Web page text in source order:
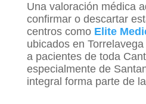
Una valoración médica
confirmar o descartar
centros como Elite
ubicados en
a pacientes de toda
especialmente de
integral forma parte de